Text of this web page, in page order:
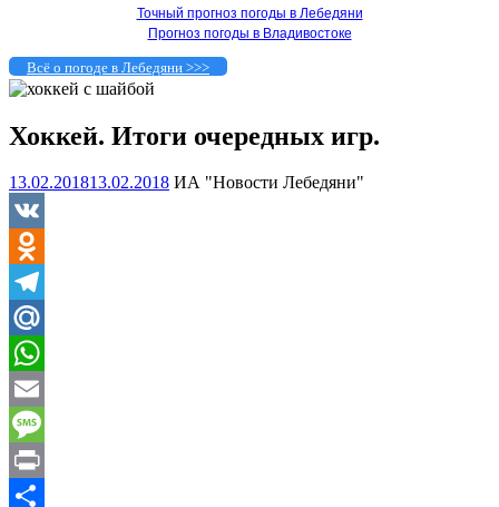
Точный прогноз погоды в Лебедяни
Прогноз погоды в Владивостоке
Всё о погоде в Лебедяни >>>
Хоккей. Итоги очередных игр.
13.02.201813.02.2018 ИА "Новости Лебедяни"
VK
Odnoklassniki
Telegram
Mail.Ru
WhatsApp
Email
Message
Print